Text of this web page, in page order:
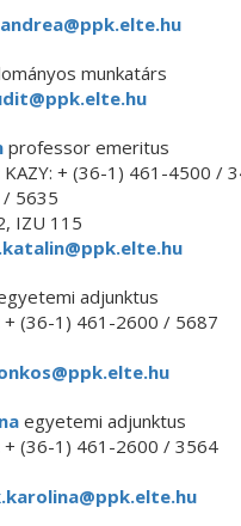
munkatárs
professor emeritus
KAZY: + (36-1) 461-4500 /
5635
IZU 115
adjunktus
+ (36-1) 461-2600 / 5687
egyetemi adjunktus
+ (36-1) 461-2600 / 3564